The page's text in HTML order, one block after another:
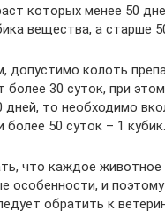
которых менее 50
вещества, а старше
допустимо колоть
более 30 суток, при
дней, то необходимо
более 50 суток – 1 кубик.
что каждое
особенности, и поэтому
обратить к